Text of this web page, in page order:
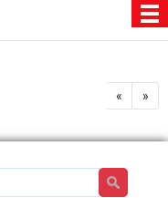
« »